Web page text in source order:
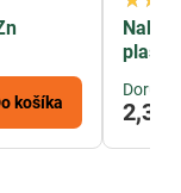
košíka 2,30